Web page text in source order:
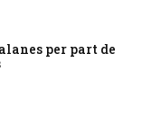
per part de